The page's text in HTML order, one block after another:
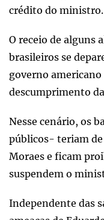
crédito do ministro.
O receio de alguns
brasileiros se
governo americano
descumprimento
Nesse cenário, os
públicos- teriam
Moraes e ficam
suspendem o
Independente das